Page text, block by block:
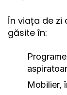
În viața de zi
găsite în:
Mobilier,